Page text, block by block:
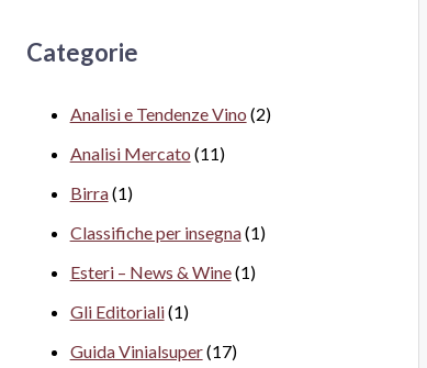
Categorie
Analisi e Tendenze Vino (2)
Analisi Mercato (11)
Birra(1)
Classifiche per insegna(1)
Esteri – News & Wine(1)
Gli Editoriali(1)
Guida Vinialsuper(17)